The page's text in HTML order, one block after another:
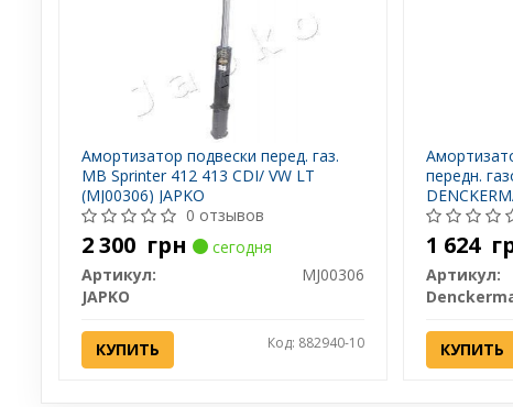
Амортизатор подвески перед. газ.
MB Sprinter 412 413 CDI/ VW LT
(MJ00306) JAPKO
0 отзывов
2 300 грн
сегодня
Артикул:
MJ00306
JAPKO
КУПИТЬ Код: 882940-10
передн.
1 624
Артикул:
КУПИТЬ